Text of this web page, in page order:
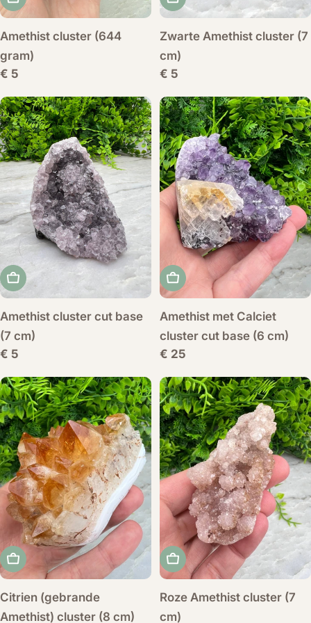
Amethist cluster (644
gram)
Normale
€ 5
Zwarte Amethist cluster (7
cm)
Normale
€ 5
Voeg toe aan winkelwagen
Amethist cluster cut base
(7 cm)
Normale
€ 5
Voeg toe aan
Amethist met Calciet
cluster cut base (6 cm)
Normale
€ 25
Voeg toe aan winkelwagen
Citrien (gebrande
Amethist) cluster (8 cm)
Voeg toe aan
Roze Amethist cluster (7
cm)